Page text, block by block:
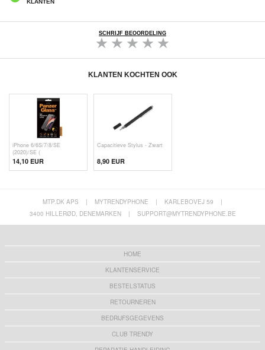
KLANTEN
SCHRIJF BEOORDELING
KLANTEN KOCHTEN OOK
iPhone 6/6S/7/8/SE
(2020)/SE (
14,10 EUR
Capacitieve Stylus - Zwart
8,90 EUR
MTP.DK APS | MYTRENDYPHONE | KARLEBOVEJ 59
|
3400 HILLERØD, DENEMARKEN
| SUPPORT@MYTRENDYPHONE.BE
HOME
KLANTENSERVICE
BESTELSTATUS
RETOURNEREN
BEDRIJFSGEGEVENS
CLUB TRENDY